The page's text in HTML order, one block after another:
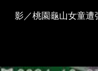
影／桃園龜山女童